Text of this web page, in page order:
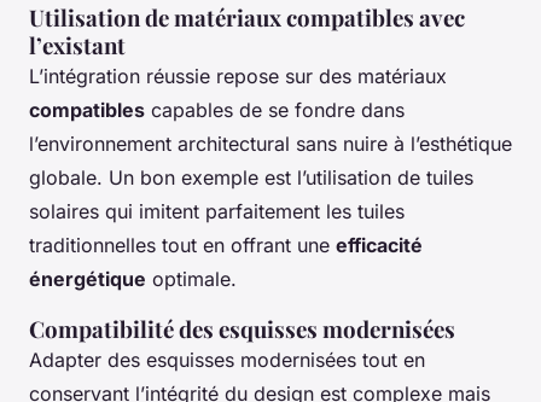
Utilisation de matériaux compatibles avec
l’existant
L’intégration réussie repose sur des matériaux
compatibles capables de se fondre dans
l’environnement architectural sans nuire à l’esthétique
globale. Un bon exemple est l’utilisation de tuiles
solaires qui imitent parfaitement les tuiles
traditionnelles tout en offrant une efficacité
énergétique optimale.
Compatibilité des esquisses modernisées
Adapter des esquisses modernisées tout en
conservant l’intégrité du design est complexe mais